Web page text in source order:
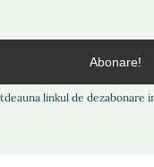
linkul de dezabonare